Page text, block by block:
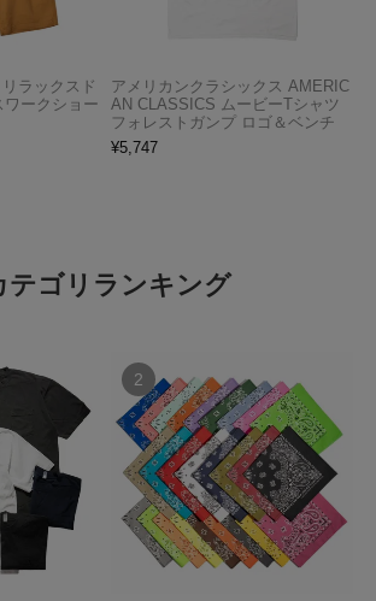
ラックスド
ワークショー
アメリカンクラシックス AMERIC
AN CLASSICS ムービーTシャツ
フォレストガンプ ロゴ＆ベンチ
¥5,747
テゴリランキング